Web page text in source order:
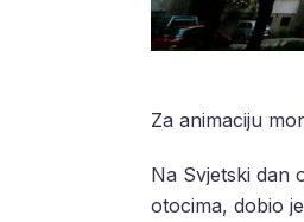
Za animaciju
Na Svjetski dan
otocima, dobio